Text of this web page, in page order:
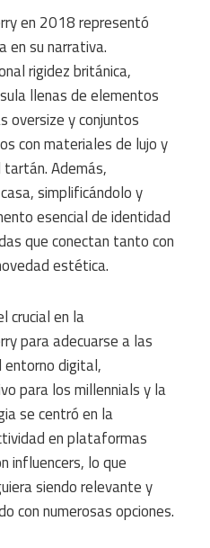
en 2018 representó
en su narrativa.
rigidez británica,
llenas de elementos
oversize y conjuntos
con materiales de lujo y
Además,
simplificándolo y
esencial de identidad
que conectan tanto con
estética.
crucial en la
para adecuarse a las
entorno digital,
para los millennials y la
se centró en la
en plataformas
influencers, lo que
siendo relevante y
con numerosas opciones.